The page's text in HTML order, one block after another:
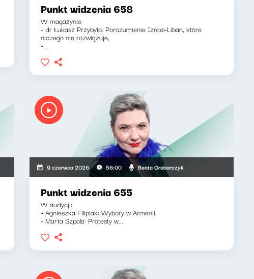
Punkt widzenia 658
W magazynie:
- dr Łukasz Przybyło: Porozumienie Izrael-Liban, które
niczego nie rozwiązuje,
-...
9 czerwca 2026 56:00 Beata Grabarczyk
Punkt widzenia 655
W audycji:
- Agnieszka Filipiak: Wybory w Armenii,
- Marta Szpala: Protesty w...